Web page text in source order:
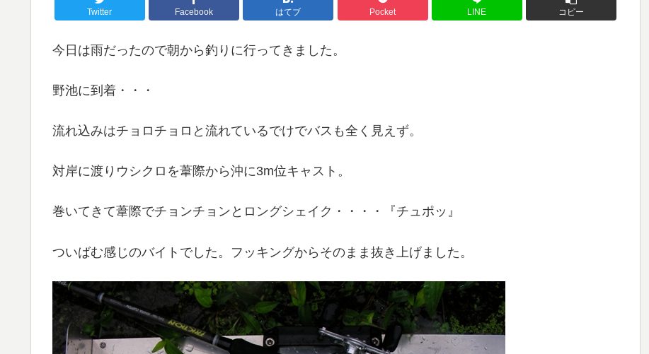
Twitter Facebook はてブ Pocket LINE コピー
今日は雨だったので朝から釣りに行ってきました。
野池に到着・・・
流れ込みはチョロチョロと流れているでけでバスも全く見えず。
対岸に渡りウシクロを葦際から沖に3m位キャスト。
巻いてきて葦際でチョンチョンとロングシェイク・・・・『チュポッ』
ついばむ感じのバイトでした。フッキングからそのまま抜き上げました。